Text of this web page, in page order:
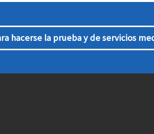
hacerse la prueba y de servicios